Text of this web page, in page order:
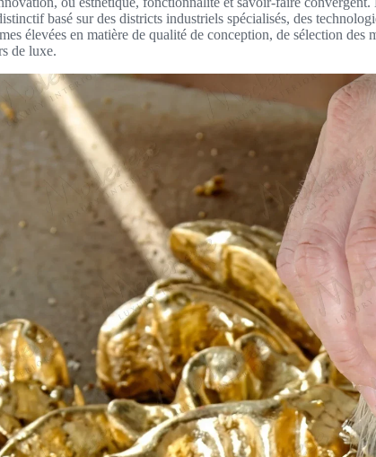
basé sur des districts industriels spécialisés, des
élevées en matière de qualité de conception, de sélection
de luxe.